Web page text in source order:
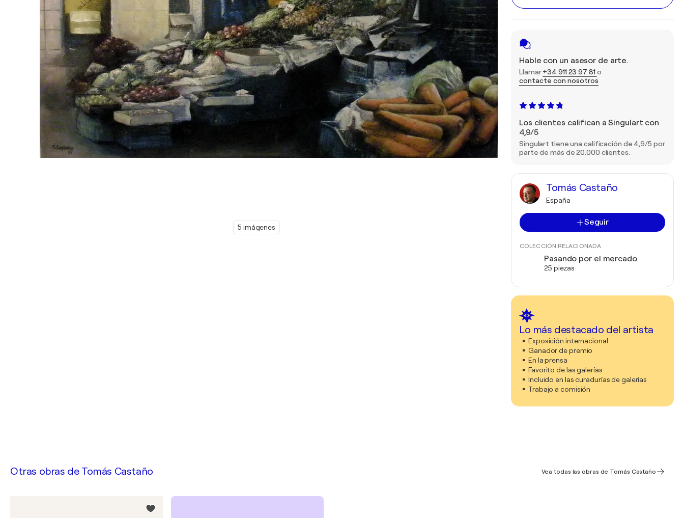
5 imágenes
Hable con un asesor de arte.
Llamar+34 911 23 97 81 o
contacte con nosotros
Los clientes califican a Singulart con
4,9/5
Singulart tiene una calificación de 4,9/5 por
parte de más de 20.000 clientes.
Tomás Castaño
España
Seguir
COLECCIÓN RELACIONADA
Pasando por el mercado
25 piezas
Lo más destacado del artista
Exposición internacional
Ganador de premio
En la prensa
Favorito de las galerías
Incluido en las curadurías de galerías
Trabajo a comisión
Otras obras de Tomás Castaño Vea todas las obras de Tomás Castaño